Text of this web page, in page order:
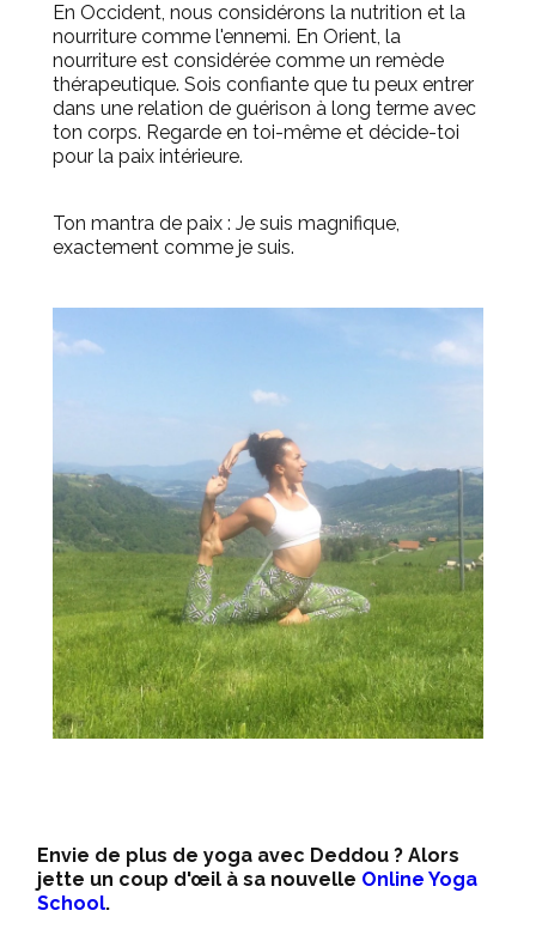
En Occident, nous considérons la nutrition et la
nourriture comme l'ennemi. En Orient, la
nourriture est considérée comme un remède
thérapeutique. Sois confiante que tu peux entrer
dans une relation de guérison à long terme avec
ton corps. Regarde en toi-même et décide-toi
pour la paix intérieure.
Ton mantra de paix : Je suis magnifique,
exactement comme je suis.
Envie de plus de yoga avec Deddou ? Alors
jette un coup d'œil à sa nouvelle Online Yoga
School.